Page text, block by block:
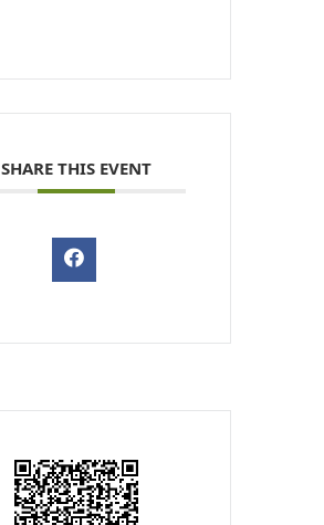
SHARE THIS EVENT